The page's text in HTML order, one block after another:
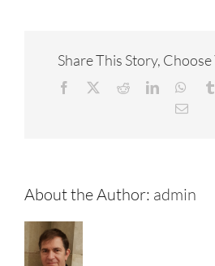
Share This Story,
Facebook RedditLinkedIn
Email
About the Author: admin